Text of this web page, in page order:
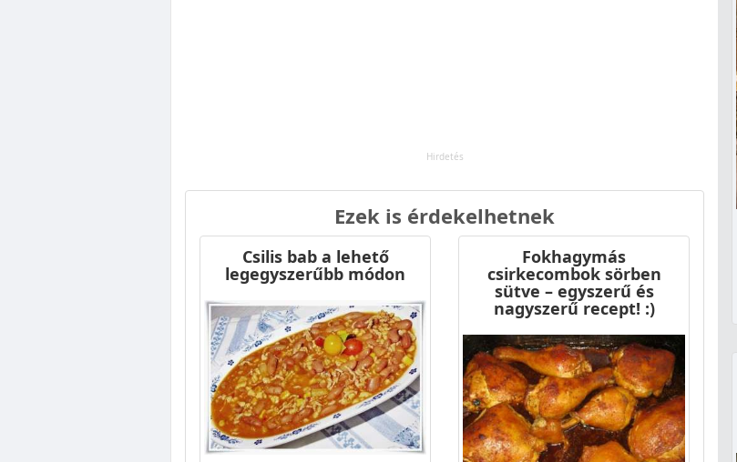
Ezek is érdekelhetnek
Csilis bab a lehető
legegyszerűbb módon
Fokhagymás
csirkecombok sörben
sütve – egyszerű és
nagyszerű recept! :)